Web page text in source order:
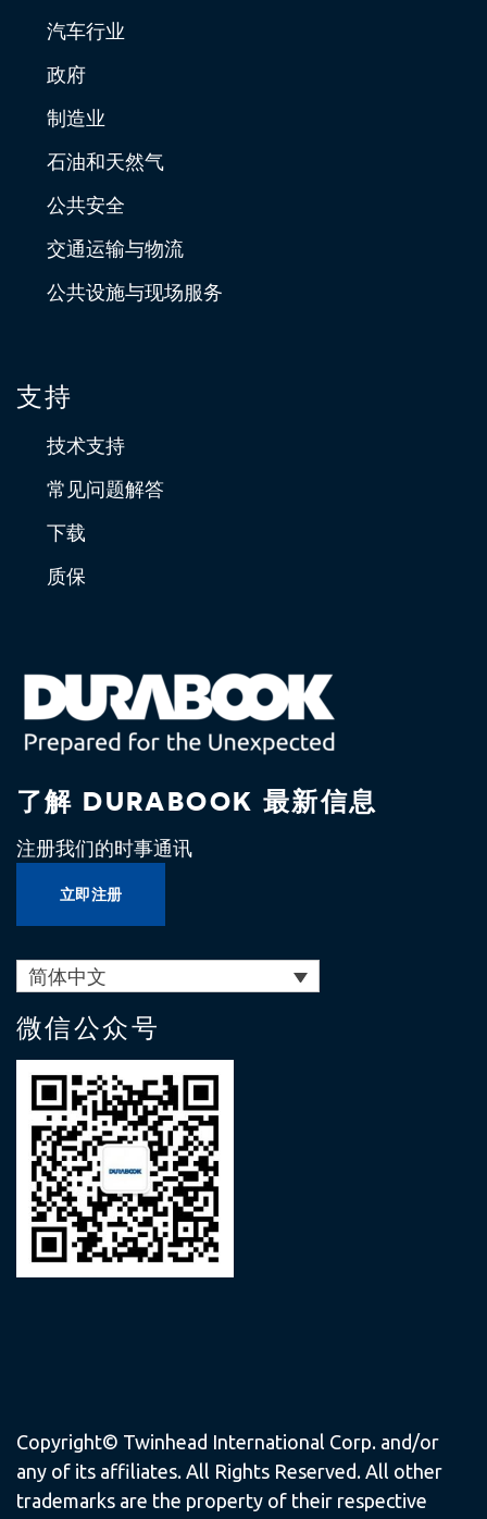
汽车行业
政府
制造业
石油和天然气
公共安全
交通运输与物流
公共设施与现场服务
支持
技术支持
常见问题解答
下载
质保
了解 DURABOOK 最新信息
注册我们的时事通讯
立即注册
简体中文
微信公众号
Copyright© Twinhead International Corp. and/or
any of its affiliates. All Rights Reserved. All other
trademarks are the property of their respective